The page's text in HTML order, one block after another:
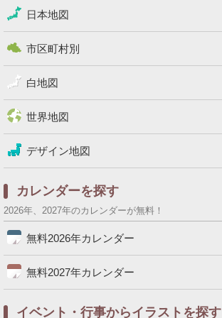
日本地図
市区町村別
白地図
世界地図
デザイン地図
カレンダーを探す
2026年、2027年のカレンダーが無料！
無料2026年カレンダー
無料2027年カレンダー
イベント・行事からイラストを探す